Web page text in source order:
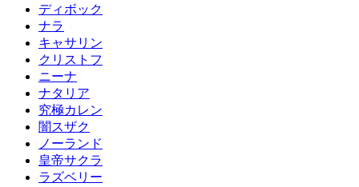
ディボック
ナラ
キャサリン
クリストフ
ニーナ
ナタリア
究極カレン
闇スザク
ノーランド
皇帝サクラ
ラズベリー